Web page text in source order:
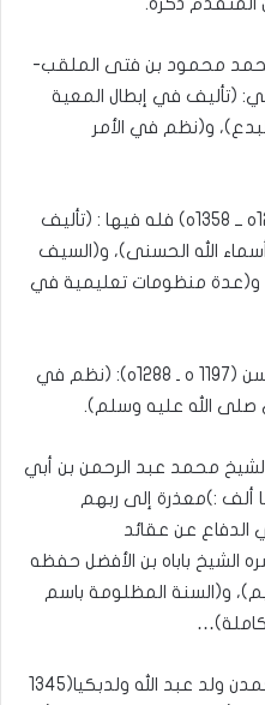
المتقدم ذكره.
محمود بن فتى الملقب-
هي: (تأليف في إبطال المعية
و(نظم في الأمر
أما الشيخ محمدو بن الغزالي (1277ه ــ 1358ه) فله فيها : (تأليف
الله الحسنى)، و(السيف
و(عدة منظومات تعليمية في
وفيها ألف الشيخ فتى بن فال الحسن (1197 ه ـ 1288ه): (نظم في
صلى الله عليه وسلم).
محمد عبد الرحمن بن أبي
1408هـ) ففيها ألف :)معذرة إلى ربهم
الدفاع عن عقائد
الشيخ باباه بن الأفضل حفظه
و(السنة المظلومة باسم
وألف فيها الشيخ عبد الله ولد محمدن ولد عبد الله ولدبكيا(1345